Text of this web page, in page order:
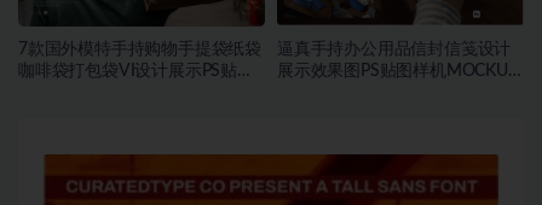
7款国外模特手持购物手提袋纸袋
咖啡袋打包袋VI设计展示PS贴图
逼真手持办公用品信封信笺设计
展示效果图PS贴图样机MOCKUP